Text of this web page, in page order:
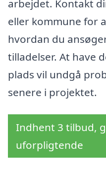
arbejdet. Kontakt
eller kommune for
hvordan du
tilladelser. At have
plads vil undgå
senere i projektet.
Indhent 3 tilbud,
uforpligtende